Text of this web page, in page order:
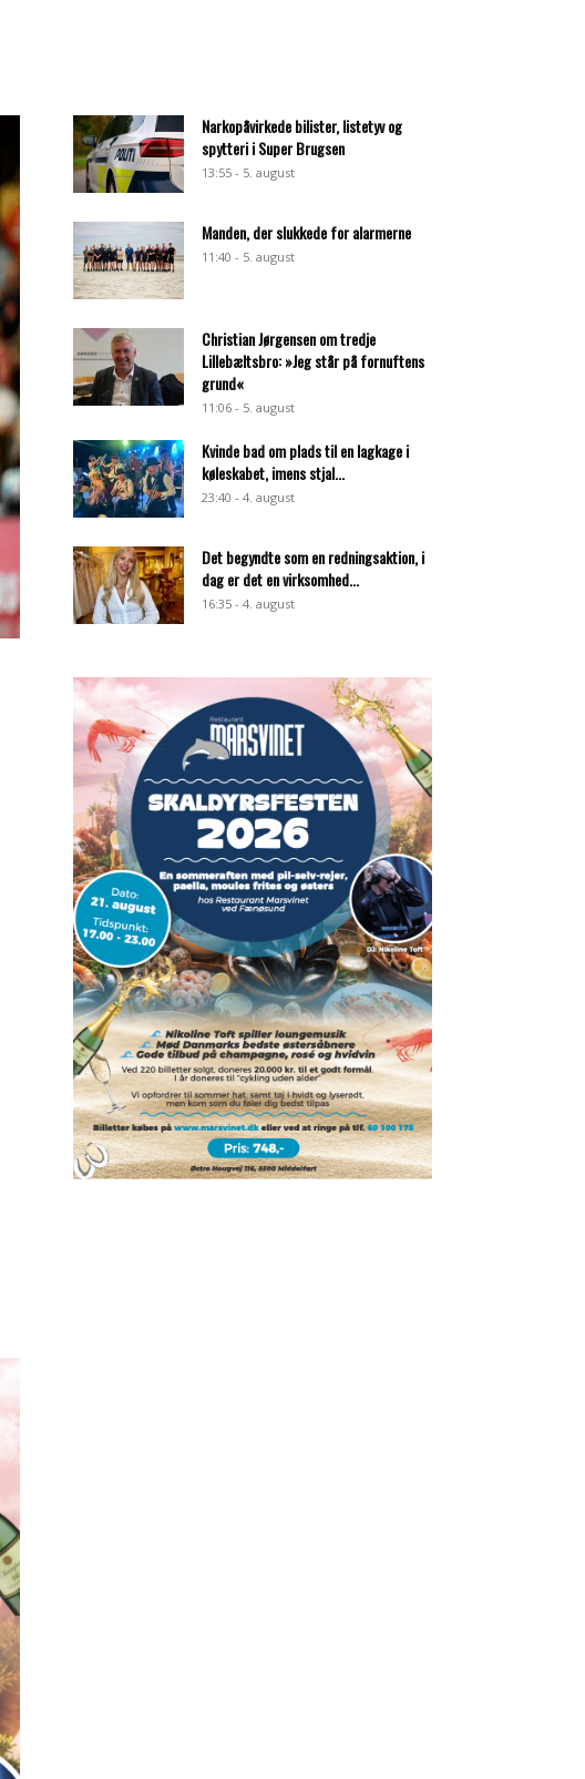
Narkopåvirkede bilister, listetyv og
spytteri i Super Brugsen
13:55 - 5. august
Manden, der slukkede for alarmerne
11:40 - 5. august
Christian Jørgensen om tredje
Lillebæltsbro: »Jeg står på fornuftens
grund«
11:06 - 5. august
Kvinde bad om plads til en lagkage i
køleskabet, imens stjal...
23:40 - 4. august
Det begyndte som en redningsaktion, i
dag er det en virksomhed...
16:35 - 4. august